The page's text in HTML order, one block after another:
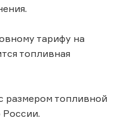
тарифу на
топливная
размером топливной